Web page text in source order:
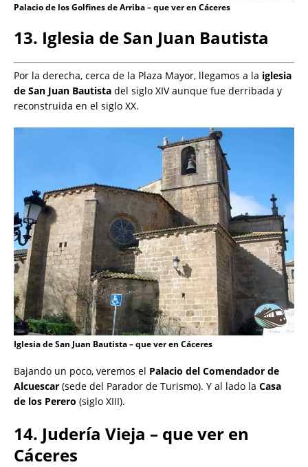
Palacio de los Golfines de Arriba – que ver en Cáceres
13. Iglesia de San Juan Bautista
Por la derecha, cerca de la Plaza Mayor, llegamos a la iglesia
de San Juan Bautista del siglo XIV aunque fue derribada y
reconstruida en el siglo XX.
Iglesia de San Juan Bautista – que ver en Cáceres
Bajando un poco, veremos el Palacio del Comendador de
Alcuescar (sede del Parador de Turismo). Y al lado la Casa
de los Perero (siglo XIII).
14. Judería Vieja – que ver en
Cáceres